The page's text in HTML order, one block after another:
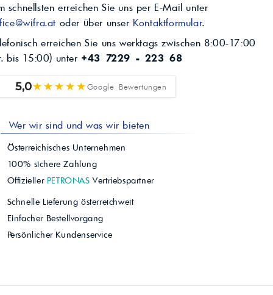
schnellsten erreichen Sie uns per E-Mail unter
oder über unser Kontaktformular.
erreichen Sie uns werktags zwischen 8:00-17:00
bis 15:00) unter +43 7229 - 223 68
5,0★★★★★Google Bewertungen
Wer wir sind und was wir bieten
Österreichisches Unternehmen
100% sichere Zahlung
Offizieller PETRONAS Vertriebspartner
Schnelle Lieferung österreichweit
Einfacher Bestellvorgang
Persönlicher Kundenservice